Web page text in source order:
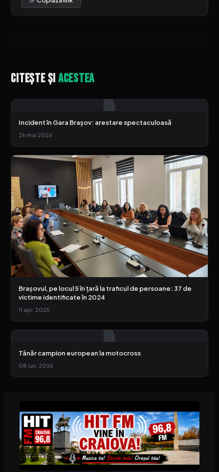
Citește șiacestea
Incident în Gara Brașov: arestare spectaculoasă
26 mai 2026
Brașovul, pe locul 5 în țară la traficul de persoane: 37 de
victime identificate în 2024
11 apr. 2025
Tânăr campion european la motocross
08 iun. 2026